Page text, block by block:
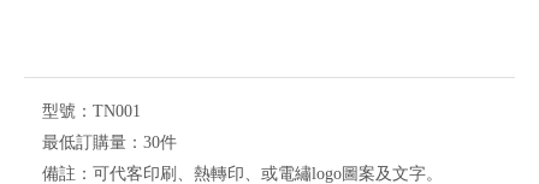
型號： TN001
最低訂購量： 30件
備註： 可代客印刷、熱轉印、或電繡logo圖案及文字。